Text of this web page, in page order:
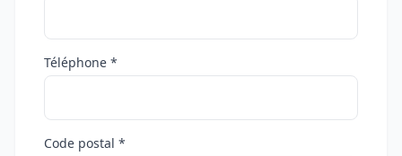
Téléphone *
Code postal *